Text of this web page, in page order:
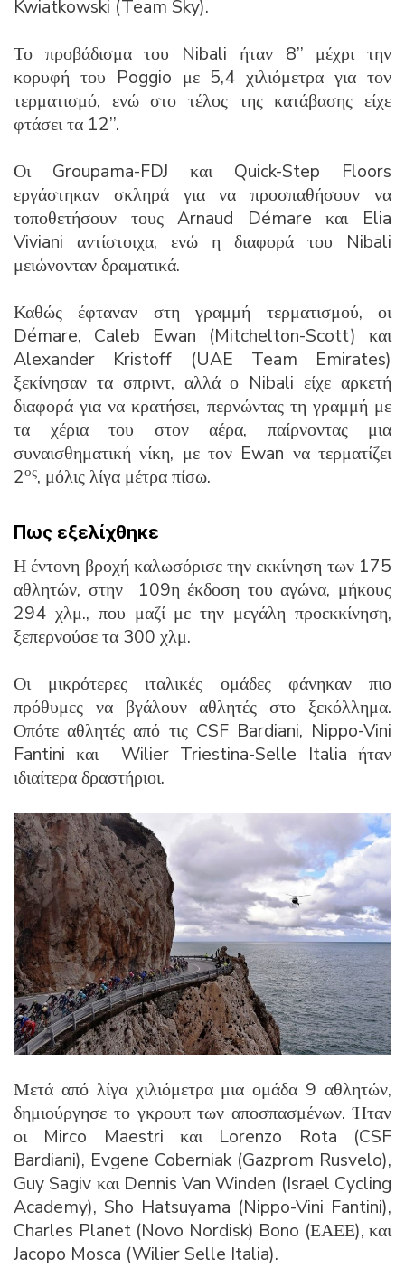
Kwiatkowski (Team Sky).
Το προβάδισμα του Nibali ήταν 8’’ μέχρι την
κορυφή του Poggio με 5,4 χιλιόμετρα για τον
τερματισμό, ενώ στο τέλος της κατάβασης είχε
φτάσει τα 12’’.
Οι Groupama-FDJ και Quick-Step Floors
εργάστηκαν σκληρά για να προσπαθήσουν να
τοποθετήσουν τους Arnaud Démare και Elia
Viviani αντίστοιχα, ενώ η διαφορά του Nibali
μειώνονταν δραματικά.
Καθώς έφταναν στη γραμμή τερματισμού, οι
Démare, Caleb Ewan (Mitchelton-Scott) και
Alexander Kristoff (UAE Team Emirates)
ξεκίνησαν τα σπριντ, αλλά ο Nibali είχε αρκετή
διαφορά για να κρατήσει, περνώντας τη γραμμή με
τα χέρια του στον αέρα, παίρνοντας μια
συναισθηματική νίκη, με τον Ewan να τερματίζει
2ος, μόλις λίγα μέτρα πίσω.
Πως εξελίχθηκε
Η έντονη βροχή καλωσόρισε την εκκίνηση των 175
αθλητών, στην 109η έκδοση του αγώνα, μήκους
294 χλμ., που μαζί με την μεγάλη προεκκίνηση,
ξεπερνούσε τα 300 χλμ.
Οι μικρότερες ιταλικές ομάδες φάνηκαν πιο
πρόθυμες να βγάλουν αθλητές στο ξεκόλλημα.
Οπότε αθλητές από τις CSF Bardiani, Nippo-Vini
Fantini και Wilier Triestina-Selle Italia ήταν
ιδιαίτερα δραστήριοι.
Μετά από λίγα χιλιόμετρα μια ομάδα 9 αθλητών,
δημιούργησε το γκρουπ των αποσπασμένων. Ήταν
οι Mirco Maestri και Lorenzo Rota (CSF
Bardiani), Evgene Coberniak (Gazprom Rusvelo),
Guy Sagiv και Dennis Van Winden (Israel Cycling
Academy), Sho Hatsuyama (Nippo-Vini Fantini),
Charles Planet (Novo Nordisk) Bono (ΕΑΕΕ), και
Jacopo Mosca (Wilier Selle Italia).